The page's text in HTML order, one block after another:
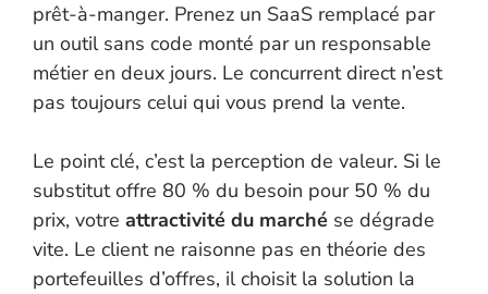
prêt-à-manger. Prenez un SaaS remplacé par
un outil sans code monté par un responsable
métier en deux jours. Le concurrent direct n’est
pas toujours celui qui vous prend la vente.
Le point clé, c’est la perception de valeur. Si le
substitut offre 80 % du besoin pour 50 % du
prix, votre attractivité du marché se dégrade
vite. Le client ne raisonne pas en théorie des
portefeuilles d’offres, il choisit la solution la